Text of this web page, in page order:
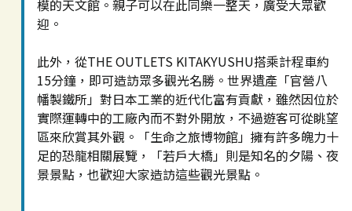
模的天文館。親子可以在此同樂一整天，廣受大眾歡
迎。
此外，從THE OUTLETS KITAKYUSHU搭乘計程車約
15分鐘，即可造訪眾多觀光名勝。世界遺產「官營八
幡製鐵所」對日本工業的近代化富有貢獻，雖然因位於
實際運轉中的工廠內而不對外開放，不過遊客可從眺望
區來欣賞其外觀。「生命之旅博物館」擁有許多魄力十
足的恐龍相關展覽，「若戶大橋」則是知名的夕陽、夜
景景點，也歡迎大家造訪這些觀光景點。